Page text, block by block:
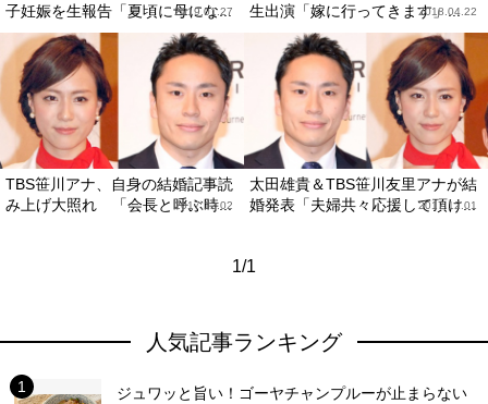
子妊娠を生報告「夏頃に母にな...
2019.01.27
生出演「嫁に行ってきます」...
2018.04.22
TBS笹川アナ、自身の結婚記事読
み上げ大照れ 「会長と呼ぶ時...
2017.12.02
太田雄貴＆TBS笹川友里アナが結
婚発表「夫婦共々応援して頂け...
2017.12.01
1/1
人気記事ランキング
ジュワッと旨い！ゴーヤチャンプルーが止まらない